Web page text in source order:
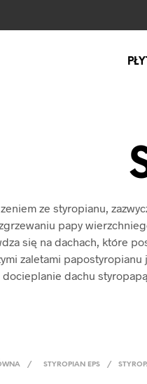
ze styropianu,
papy
się na dachach, które
zaletami
docieplanie dachu
/ STYROPIAN EPS /